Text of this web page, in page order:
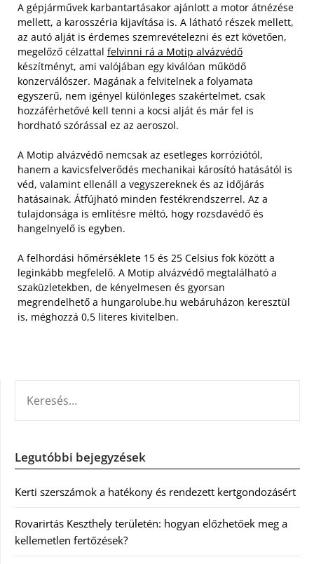
A gépjárművek karbantartásakor ajánlott a motor átnézése
mellett, a karosszéria kijavítása is. A látható részek mellett,
az autó alját is érdemes szemrevételezni és ezt követően,
megelőző célzattal felvinni rá a Motip alvázvédő
készítményt, ami valójában egy kiválóan működő
konzerválószer. Magának a felvitelnek a folyamata
egyszerű, nem igényel különleges szakértelmet, csak
hozzáférhetővé kell tenni a kocsi alját és már fel is
hordható szórással ez az aeroszol.
A Motip alvázvédő nemcsak az esetleges korróziótól,
hanem a kavicsfelverődés mechanikai károsító hatásától is
véd, valamint ellenáll a vegyszereknek és az időjárás
hatásainak. Átfújható minden festékrendszerrel. Az a
tulajdonsága is említésre méltó, hogy rozsdavédő és
hangelnyelő is egyben.
A felhordási hőmérséklete 15 és 25 Celsius fok között a
leginkább megfelelő. A Motip alvázvédő megtalálható a
szaküzletekben, de kényelmesen és gyorsan
megrendelhető a hungarolube.hu webáruházon keresztül
is, méghozzá 0,5 literes kivitelben.
Legutóbbi bejegyzések
Kerti szerszámok a hatékony és rendezett kertgondozásért
Rovarirtás Keszthely területén: hogyan előzhetőek meg a
kellemetlen fertőzések?